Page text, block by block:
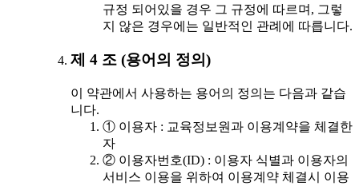
규정 되어있을 경우 그 규정에 따르며, 그렇
지 않은 경우에는 일반적인 관례에 따릅니다.
제 4 조 (용어의 정의)
이 약관에서 사용하는 용어의 정의는 다음과 같습
니다.
① 이용자 : 교육정보원과 이용계약을 체결한
자
② 이용자번호(ID) : 이용자 식별과 이용자의
서비스 이용을 위하여 이용계약 체결시 이용